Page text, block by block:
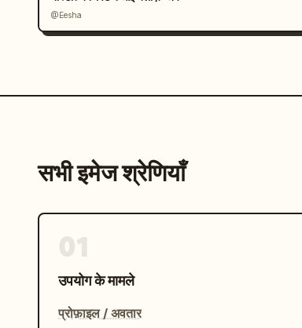
@Eesha
सभी इमेज श्रेणियाँ
उपयोग के मामले
प्रोफ़ाइल / अवतार